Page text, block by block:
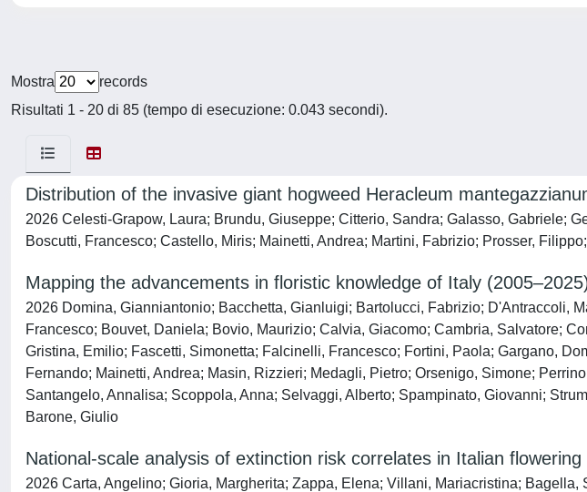
Mostra
records
Risultati 1 - 20 di 85 (tempo di esecuzione: 0.043 secondi).
Distribution of the invasive giant hogweed Heracleum
2026 Celesti-Grapow, Laura; Brundu, Giuseppe; Citterio, Sandra; Galasso, Gabriele;
Boscutti, Francesco; Castello, Miris; Mainetti, Andrea; Martini, Fabrizio; Prosser,
Mapping the advancements in floristic knowledge of Italy
2026 Domina, Gianniantonio; Bacchetta, Gianluigi; Bartolucci, Fabrizio; D'Antraccoli,
Francesco; Bouvet, Daniela; Bovio, Maurizio; Calvia, Giacomo; Cambria, Salvatore;
Gristina, Emilio; Fascetti, Simonetta; Falcinelli, Francesco; Fortini, Paola; Gargano,
Fernando; Mainetti, Andrea; Masin, Rizzieri; Medagli, Pietro; Orsenigo, Simone;
Santangelo, Annalisa; Scoppola, Anna; Selvaggi, Alberto; Spampinato, Giovanni;
Barone, Giulio
National-scale analysis of extinction risk correlates in Italian flowering
2026 Carta, Angelino; Gioria, Margherita; Zappa, Elena; Villani, Mariacristina;